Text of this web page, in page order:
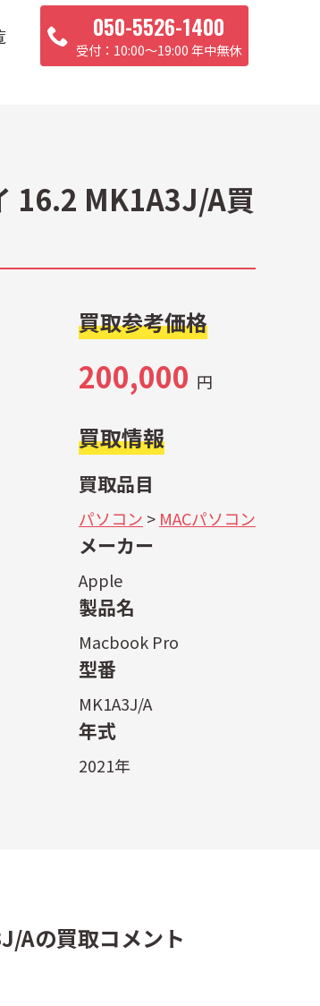
050-5526-1400
10:00〜19:00 年中無休
16.2 MK1A3J/A買
買取参考価格
200,000 円
買取情報
買取品目
パソコン > MACパソコン
メーカー
Apple
製品名
Macbook Pro
型番
MK1A3J/A
年式
2021年
Aの買取コメント